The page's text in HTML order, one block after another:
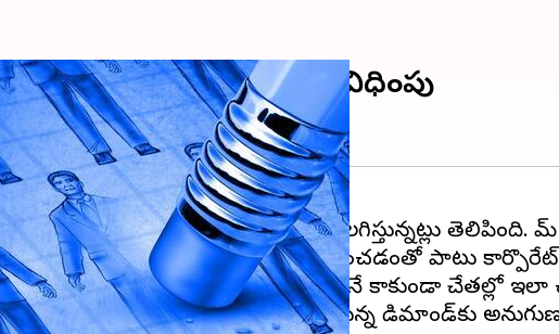
వేతనంలో 98% కోత విధింపు
అంటే దాదాపు 1,300 ఉద్యోగులను తొలగిస్తున్నట్లు
సంవత్సరానికి తనజీతం98% తగ్గించడంతో పాటు
అందుకే జవాబుదారీతనాన్ని మాటల్లోనే కాకుండా చేతల్లో ఇలా